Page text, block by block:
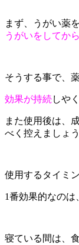
まず、うがい薬
うがいをしてから
そうする事で、
効果が持続しや
また使用後は、
べく控えましょう
使用するタイミ
1番効果的なのは
寝ている間は、